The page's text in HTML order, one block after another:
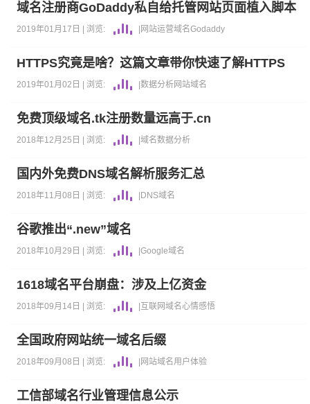
域名注册商GoDaddy私自给托管网站页面植入脚本
2019年01月17日 | 浏览: 网站运营域名Godaddy
HTTPS究竟是啥？这篇文章带你快速了解HTTPS
2019年01月02日 | 浏览: |数据分析网站域名
免费顶级域名.tk注册数量远高于.cn
2018年12月25日 | 浏览: |域名数据分析
国内外免费DNS域名解析服务汇总
2018年11月08日 | 浏览: DNS域名
谷歌推出“.new”域名
2018年10月29日 | 浏览: |Google域名
1618域名平台崩盘：涉及上亿资金
2018年09月14日 | 浏览: 互联网域名心情感悟
全国政府网站统一域名后缀
2018年09月08日 | 浏览: 网站域名 用户体验
工信部域名行业管理信息公示